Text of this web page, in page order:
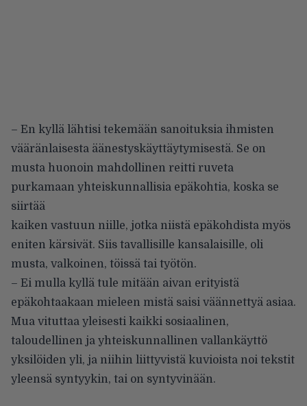
– En kyllä lähtisi tekemään sanoituksia ihmisten
vääränlaisesta äänestyskäyttäytymisestä. Se on
musta huonoin mahdollinen reitti ruveta
purkamaan yhteiskunnallisia epäkohtia, koska se
siirtää
kaiken vastuun niille, jotka niistä epäkohdista myös
eniten kärsivät. Siis tavallisille kansalaisille, oli
musta, valkoinen, töissä tai työtön.
– Ei mulla kyllä tule mitään aivan erityistä
epäkohtaakaan mieleen mistä saisi väännettyä asiaa.
Mua vituttaa yleisesti kaikki sosiaalinen,
taloudellinen ja yhteiskunnallinen vallankäyttö
yksilöiden yli, ja niihin liittyvistä kuvioista noi tekstit
yleensä syntyykin, tai on syntyvinään.